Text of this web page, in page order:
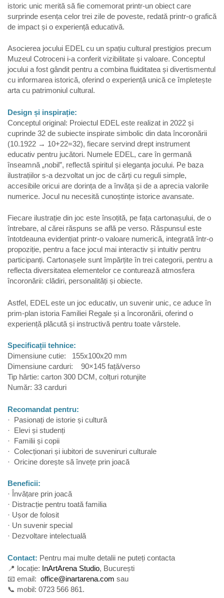
istoric unic merită să fie comemorat printr-un obiect care
surprinde esența celor trei zile de poveste, redată printr-o grafică
de impact și o experiență educativă.
Asocierea jocului EDEL cu un spațiu cultural prestigios precum
Muzeul Cotroceni i-a conferit vizibilitate și valoare. Conceptul
jocului a fost gândit pentru a combina fluiditatea și divertismentul
cu informarea istorică, oferind o experiență unică ce împletește
arta cu patrimoniul cultural.
Design și inspirație:
Conceptul original: Proiectul EDEL este realizat in 2022 și
cuprinde 32 de subiecte inspirate simbolic din data încoronării
(10.1922 → 10+22=32), fiecare servind drept instrument
educativ pentru jucători. Numele EDEL, care în germană
înseamnă „nobil”, reflectă spiritul și eleganța jocului. Pe baza
ilustrațiilor s-a dezvoltat un joc de cărți cu reguli simple,
accesibile oricui are dorința de a învăța și de a aprecia valorile
numerice. Jocul nu necesită cunoștințe istorice avansate.
Fiecare ilustrație din joc este însoțită, pe fața cartonașului, de o
întrebare, al cărei răspuns se află pe verso. Răspunsul este
întotdeauna evidențiat printr-o valoare numerică, integrată într-o
propoziție, pentru a face jocul mai interactiv și intuitiv pentru
participanți. Cartonașele sunt împărțite în trei categorii, pentru a
reflecta diversitatea elementelor ce conturează atmosfera
încoronării: clădiri, personalități și obiecte.
Astfel, EDEL este un joc educativ, un suvenir unic, ce aduce în
prim-plan istoria Familiei Regale și a încoronării, oferind o
experiență plăcută și instructivă pentru toate vârstele.
Specificații tehnice:
Dimensiune cutie: 155x100x20 mm
Dimensiune carduri: 90×145 față/verso
Tip hârtie: carton 300 DCM, colțuri rotunjite
Număr: 33 carduri
Recomandat pentru:
· Pasionați de istorie și cultură
· Elevi și studenți
· Familii și copii
· Colecționari și iubitori de suveniruri culturale
· Oricine dorește să învețe prin joacă
Beneficii:
· Învățare prin joacă
· Distracție pentru toată familia
· Ușor de folosit
· Un suvenir special
· Dezvoltare intelectuală
Contact: Pentru mai multe detalii ne puteți contacta
📍 locație: InArtArena Studio, București
📧 email: office@inartarena.com sau
📞 mobil: 0723 566 861.